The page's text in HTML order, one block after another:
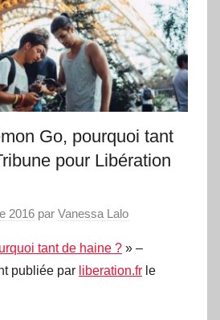
Go, pourquoi tant
pour Libération
2016 par Vanessa Lalo
tant de haine ? » –
publiée par liberation.fr le